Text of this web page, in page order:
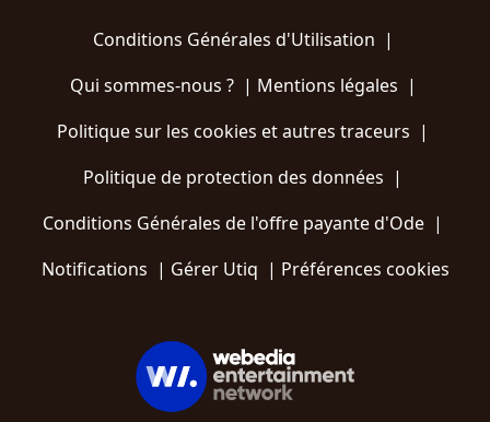
Conditions Générales d'Utilisation |
Qui sommes-nous ?| Mentions légales |
Politique sur les cookies et autres traceurs |
Politique de protection des données |
Conditions Générales de l'offre payante d'Ode |
Notifications | Gérer Utiq | Préférences cookies